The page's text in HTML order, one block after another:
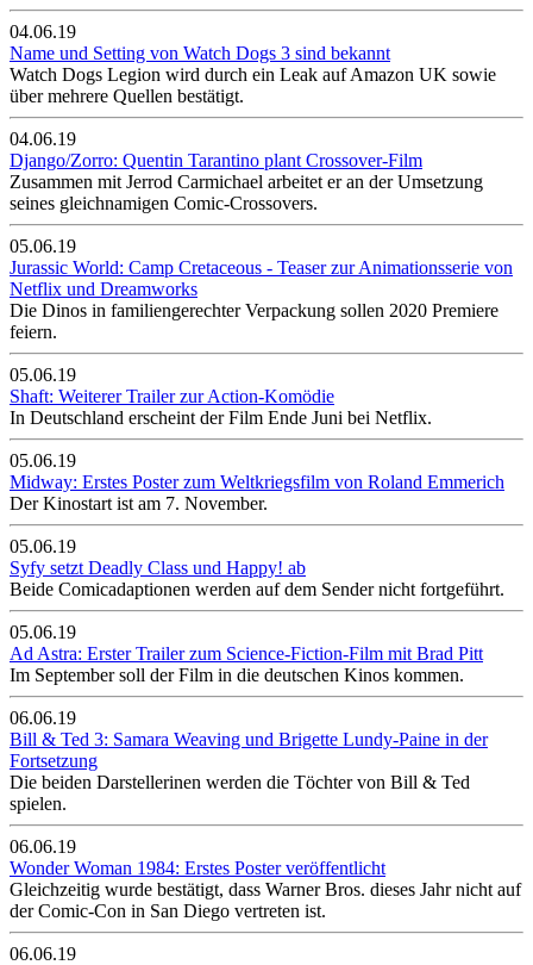
04.06.19
Name und Setting von Watch Dogs 3 sind bekannt
Watch Dogs Legion wird durch ein Leak auf Amazon UK sowie
über mehrere Quellen bestätigt.
04.06.19
Django/Zorro: Quentin Tarantino plant Crossover-Film
Zusammen mit Jerrod Carmichael arbeitet er an der Umsetzung
seines gleichnamigen Comic-Crossovers.
05.06.19
Jurassic World: Camp Cretaceous - Teaser zur Animationsserie von
Netflix und Dreamworks
Die Dinos in familiengerechter Verpackung sollen 2020 Premiere
feiern.
05.06.19
Shaft: Weiterer Trailer zur Action-Komödie
In Deutschland erscheint der Film Ende Juni bei Netflix.
05.06.19
Midway: Erstes Poster zum Weltkriegsfilm von Roland Emmerich
Der Kinostart ist am 7. November.
05.06.19
Syfy setzt Deadly Class und Happy! ab
Beide Comicadaptionen werden auf dem Sender nicht fortgeführt.
05.06.19
Ad Astra: Erster Trailer zum Science-Fiction-Film mit Brad Pitt
Im September soll der Film in die deutschen Kinos kommen.
06.06.19
Bill & Ted 3: Samara Weaving und Brigette Lundy-Paine in der
Fortsetzung
Die beiden Darstellerinen werden die Töchter von Bill & Ted
spielen.
06.06.19
Wonder Woman 1984: Erstes Poster veröffentlicht
Gleichzeitig wurde bestätigt, dass Warner Bros. dieses Jahr nicht auf
der Comic-Con in San Diego vertreten ist.
06.06.19